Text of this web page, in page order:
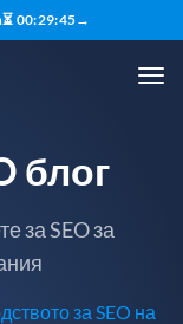
⏳ 00:29:44→
блог
за SEO за
за SEO на